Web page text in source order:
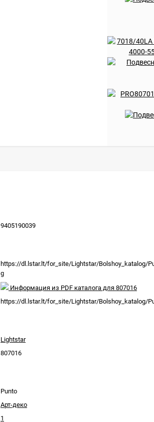
9405190039
https://dl.lstar.lt/for_site/Lightstar/Bolshoy_katalog/
g
Информация из PDF каталога для 807016
https://dl.lstar.lt/for_site/Lightstar/Bolshoy_katalog/
Lightstar
807016
Punto
Арт-деко
1